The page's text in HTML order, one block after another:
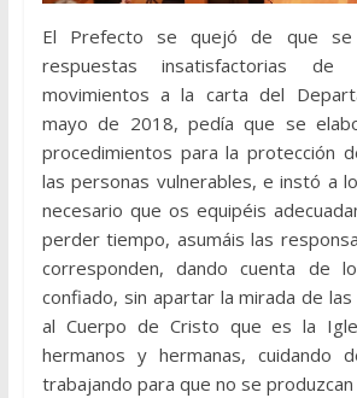
El Prefecto se quejó de que se
respuestas insatisfactorias de
movimientos a la carta del
mayo de 2018, pedía que se
procedimientos para la protección
las personas vulnerables, e instó a
necesario que os equipéis
perder tiempo, asumáis las
corresponden, dando cuenta de
confiado, sin apartar la mirada de
al Cuerpo de Cristo que es la
hermanos y hermanas, cuidando
trabajando para que no se produzcan